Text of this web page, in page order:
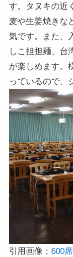
す。タヌキの近
麦や生姜焼きな
気です。また、
しこ担担麺、台
が楽しめます。
っているので、
引用画像： 600